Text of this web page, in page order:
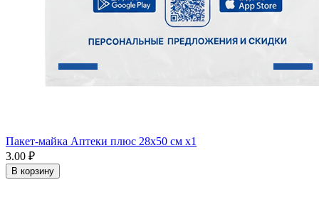
Пакет-майка Аптеки плюс 28х50 см x1
3.00 ₽
В корзину